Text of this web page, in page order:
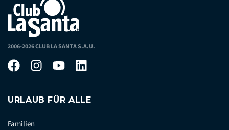
2006-2026 CLUB LA SANTA S.A.U.
URLAUB FÜR ALLE
Familien